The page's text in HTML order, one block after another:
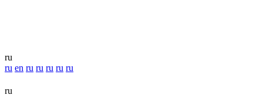
ru
ru en ru ru ru ru ru
ru